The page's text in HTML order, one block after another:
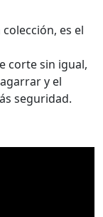
es el
corte sin igual,
y el
seguridad.